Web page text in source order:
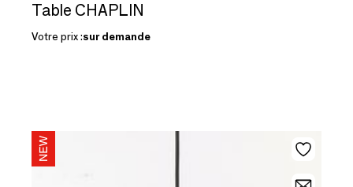
Table CHAPLIN
Votre prix :sur demande